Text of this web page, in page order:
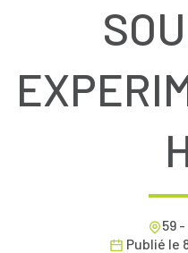
59
Publié le